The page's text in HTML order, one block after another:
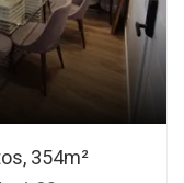
354m²